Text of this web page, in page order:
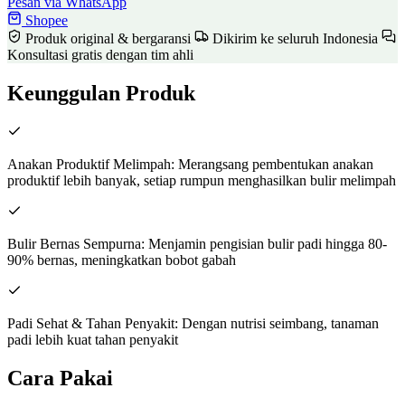
Shopee
Produk original & bergaransi
Dikirim ke seluruh Indonesia
Konsultasi gratis dengan tim ahli
Keunggulan Produk
Anakan Produktif Melimpah: Merangsang pembentukan anakan
produktif lebih banyak, setiap rumpun menghasilkan bulir melimpah
Bulir Bernas Sempurna: Menjamin pengisian bulir padi hingga 80-
90% bernas, meningkatkan bobot gabah
Padi Sehat & Tahan Penyakit: Dengan nutrisi seimbang, tanaman
padi lebih kuat tahan penyakit
Cara Pakai